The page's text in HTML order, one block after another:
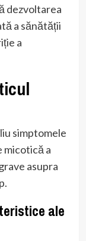
dezvoltarea
a sănătății
a
simptomele
micotică a
asupra
ale